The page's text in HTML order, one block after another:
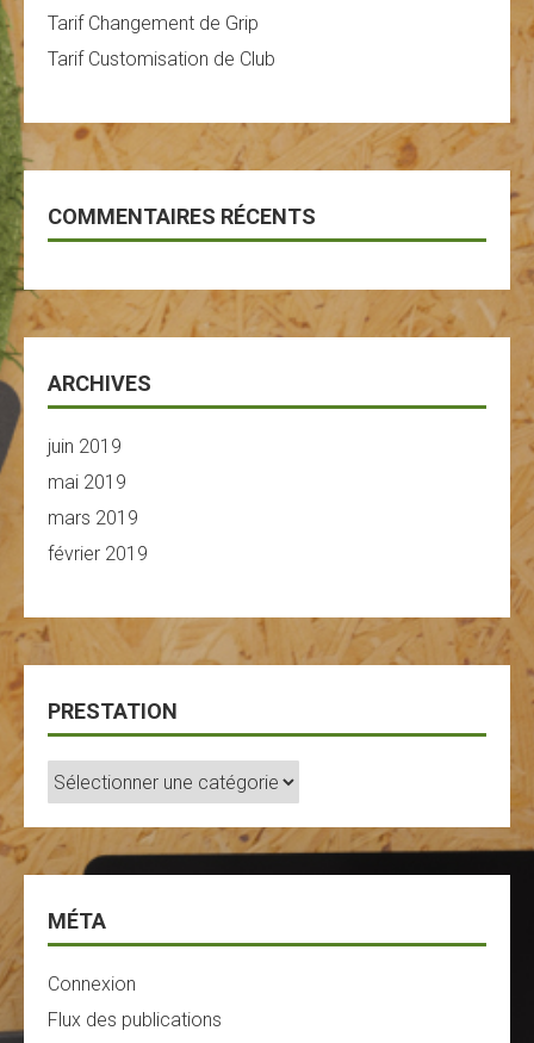
Tarif Changement de Grip
Tarif Customisation de Club
COMMENTAIRES RÉCENTS
ARCHIVES
juin 2019
mai 2019
mars 2019
février 2019
PRESTATION
Prestation
MÉTA
Connexion
Flux des publications